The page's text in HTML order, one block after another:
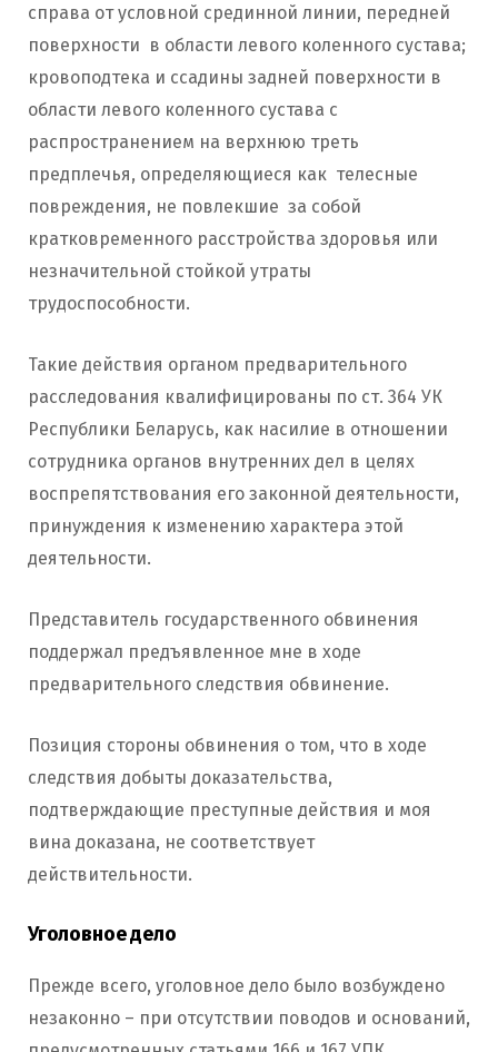
справа от условной срединной линии, передней
поверхности в области левого коленного сустава;
кровоподтека и ссадины задней поверхности в
области левого коленного сустава с
распространением на верхнюю треть
предплечья, определяющиеся как телесные
повреждения, не повлекшие за собой
кратковременного расстройства здоровья или
незначительной стойкой утраты
трудоспособности.
Такие действия органом предварительного
расследования квалифицированы по ст. 364 УК
Республики Беларусь, как насилие в отношении
сотрудника органов внутренних дел в целях
воспрепятствования его законной деятельности,
принуждения к изменению характера этой
деятельности.
Представитель государственного обвинения
поддержал предъявленное мне в ходе
предварительного следствия обвинение.
Позиция стороны обвинения о том, что в ходе
следствия добыты доказательства,
подтверждающие преступные действия и моя
вина доказана, не соответствует
действительности.
Уголовное дело
Прежде всего, уголовное дело было возбуждено
незаконно – при отсутствии поводов и оснований,